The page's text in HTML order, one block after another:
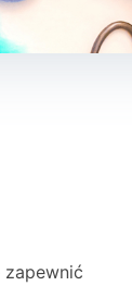
zapewnić